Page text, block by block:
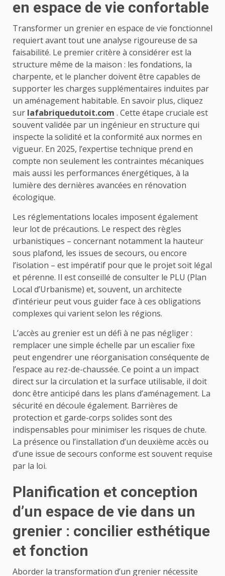
en espace de vie confortable
Transformer un grenier en espace de vie fonctionnel
requiert avant tout une analyse rigoureuse de sa
faisabilité. Le premier critère à considérer est la
structure même de la maison : les fondations, la
charpente, et le plancher doivent être capables de
supporter les charges supplémentaires induites par
un aménagement habitable. En savoir plus, cliquez
sur lafabriquedutoit.com . Cette étape cruciale est
souvent validée par un ingénieur en structure qui
inspecte la solidité et la conformité aux normes en
vigueur. En 2025, l’expertise technique prend en
compte non seulement les contraintes mécaniques
mais aussi les performances énergétiques, à la
lumière des dernières avancées en rénovation
écologique.
Les réglementations locales imposent également
leur lot de précautions. Le respect des règles
urbanistiques – concernant notamment la hauteur
sous plafond, les issues de secours, ou encore
l’isolation – est impératif pour que le projet soit légal
et pérenne. Il est conseillé de consulter le PLU (Plan
Local d’Urbanisme) et, souvent, un architecte
d’intérieur peut vous guider face à ces obligations
complexes qui varient selon les régions.
L’accès au grenier est un défi à ne pas négliger :
remplacer une simple échelle par un escalier fixe
peut engendrer une réorganisation conséquente de
l’espace au rez-de-chaussée. Ce point a un impact
direct sur la circulation et la surface utilisable, il doit
donc être anticipé dans les plans d’aménagement. La
sécurité en découle également. Barrières de
protection et garde-corps solides sont des
indispensables pour minimiser les risques de chute.
La présence ou l’installation d’un deuxième accès ou
d’une issue de secours conforme est souvent requise
par la loi.
Planification et conception
d’un espace de vie dans un
grenier : concilier esthétique
et fonction
Aborder la transformation d’un grenier nécessite